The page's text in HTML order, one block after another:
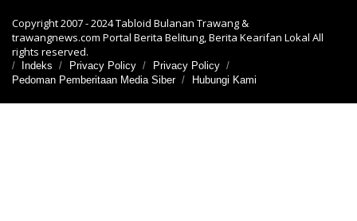
Copyright 2007 - 2024 Tabloid Bulanan Trawang &
trawangnews.com Portal Berita Belitung, Berita Kearifan Lokal All
rights reserved.
Indeks Privacy Policy
Privacy Policy
Pedoman Pemberitaan Media Siber
Hubungi Kami